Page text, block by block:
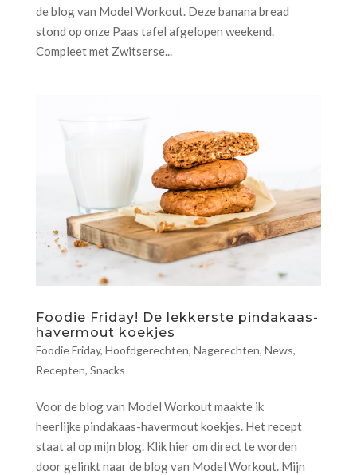
de blog van Model Workout. Deze banana bread
stond op onze Paas tafel afgelopen weekend.
Compleet met Zwitserse...
Foodie Friday! De lekkerste pindakaas-
havermout koekjes
Foodie Friday, Hoofdgerechten, Nagerechten, News,
Recepten, Snacks
Voor de blog van Model Workout maakte ik
heerlijke pindakaas-havermout koekjes. Het recept
staat al op mijn blog. Klik hier om direct te worden
door gelinkt naar de blog van Model Workout. Mijn